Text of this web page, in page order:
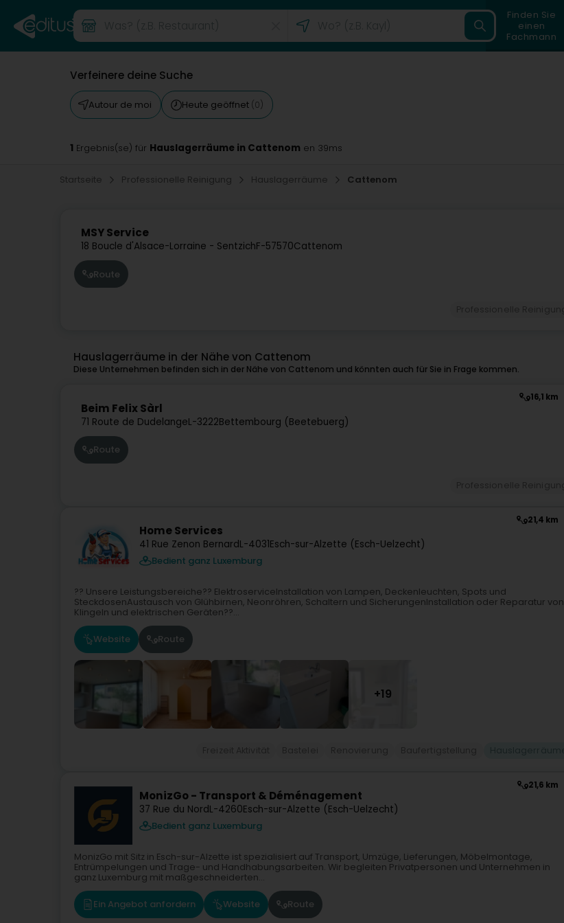
Finden Sie
einen
Fachmann
Verfeinere deine Suche
Autour de moi Heute geöffnet (0)
1 Ergebnis(se) für Hauslagerräume in Cattenom en 39ms
Startseite Professionelle Reinigung Hauslagerräume Cattenom
MSY Service
18 Boucle d'Alsace-Lorraine - SentzichF-57570Cattenom
Route
Hauslagerräume in der Nähe von Cattenom
Diese Unternehmen befinden sich in der Nähe von Cattenom und könnten auch für Sie in Frage kommen.
16,1 km
Beim Felix Sàrl
71 Route de DudelangeL-3222Bettembourg (Beetebuerg)
Route
21,4 km
Home Services
41 Rue Zenon BernardL-4031Esch-sur-Alzette (Esch-Uelzecht)
Bedient ganz Luxemburg
?? Unsere Leistungsbereiche?? ElektroserviceInstallation von Lampen, Deckenleuchten, Spots und
SteckdosenAustausch von Glühbirnen, Neonröhren, Schaltern und SicherungenInstallation oder Reparatur von
Klingeln und elektrischen Geräten??...
Website Route
+19
21,6 km
MonizGo - Transport & Déménagement
37 Rue du NordL-4260Esch-sur-Alzette (Esch-Uelzecht)
Bedient ganz Luxemburg
MonizGo mit Sitz in Esch-sur-Alzette ist spezialisiert auf Transport, Umzüge, Lieferungen, Möbelmontage,
Entrümpelungen und Trage- und Handhabungsarbeiten. Wir begleiten Privatpersonen und Unternehmen in
ganz Luxemburg mit maßgeschneiderten...
Ein Angebot anfordern Website Route